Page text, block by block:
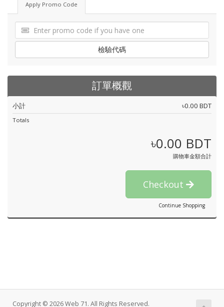
Apply Promo Code
檢驗代碼
訂單概觀
小計 ৳0.00 BDT
Totals
৳0.00 BDT
購物車金額合計
Checkout
Continue Shopping
Copyright © 2026 Web 71. All Rights Reserved.